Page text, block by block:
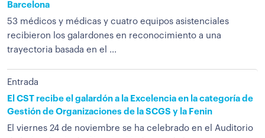
Barcelona
53 médicos y médicas y cuatro equipos asistenciales
recibieron los galardones en reconocimiento a una
trayectoria basada en el ...
Entrada
El CST recibe el galardón a la Excelencia en la categoría de
Gestión de Organizaciones de la SCGS y la Fenin
El viernes 24 de noviembre se ha celebrado en el Auditorio